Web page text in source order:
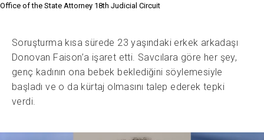
Office of the State Attorney 18th Judicial Circuit
Soruşturma kısa sürede 23 yaşındaki erkek arkadaşı
Donovan Faison’a işaret etti. Savcılara göre her şey,
genç kadının ona bebek beklediğini söylemesiyle
başladı ve o da kürtaj olmasını talep ederek tepki
verdi.